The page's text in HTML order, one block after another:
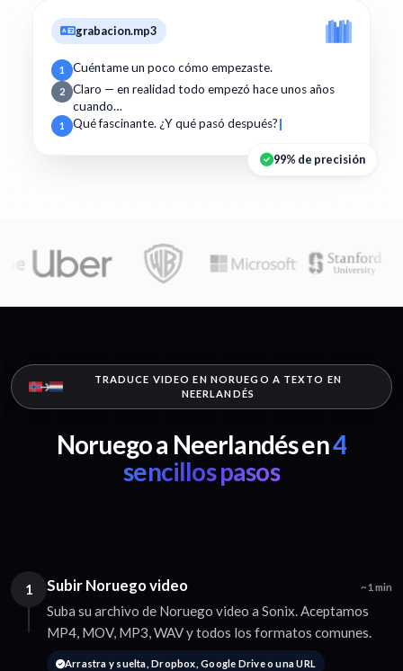
grabacion.mp3
1 Cuéntame un poco cómo empezaste.
2
Claro — en realidad todo empezó hace unos años
cuando…
1 Qué fascinante. ¿Y qué pasó después?
99% de precisión
TRADUCE VIDEO EN NORUEGO A TEXTO EN
NEERLANDÉS
Noruego a Neerlandés en4
sencillos pasos
1 Subir Noruego video ~1 min
Suba su archivo de Noruego video a Sonix. Aceptamos
MP4, MOV, MP3, WAV y todos los formatos comunes.
Arrastra y suelta, Dropbox, Google Drive o una URL